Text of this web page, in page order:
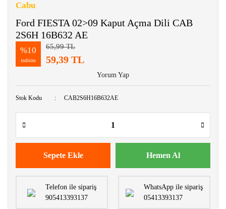
Cabu
Ford FIESTA 02>09 Kaput Açma Dili CAB
2S6H 16B632 AE
%10
indirim
65,99 TL
59,39 TL
Yorum Yap
Stok Kodu CAB2S6H16B632AE
Sepete Ekle Hemen Al
Telefon ile sipariş
905413393137
WhatsApp ile sipariş
05413393137